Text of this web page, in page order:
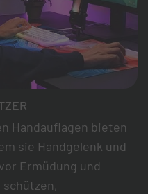
Handauflagen bieten
sie Handgelenk und
Ermüdung und